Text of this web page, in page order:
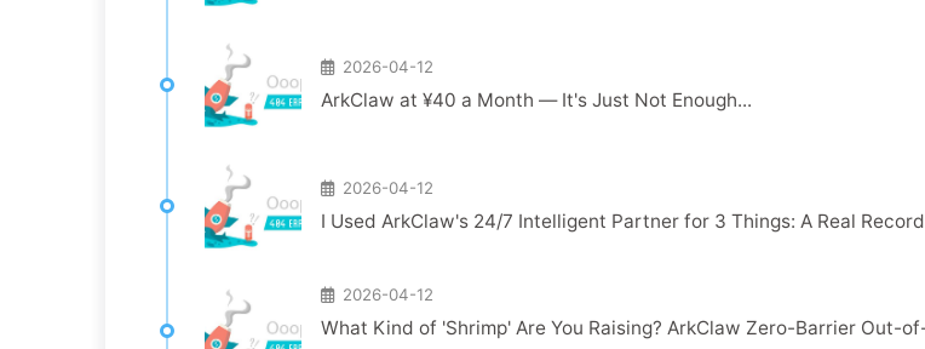
2026-04-12
ArkClaw at ¥40 a Month — It's Just Not Enough...
2026-04-12
I Used ArkClaw's 24/7 Intelligent Partner for 3 Things: A Real Record
2026-04-12
What Kind of 'Shrimp' Are You Raising? ArkClaw Zero-Barrier Out-